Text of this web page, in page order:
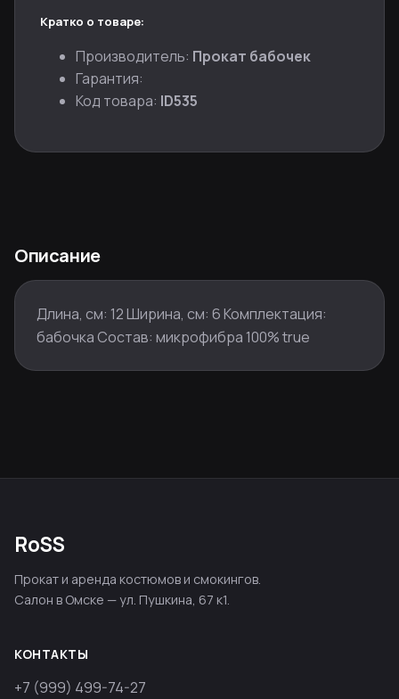
Кратко о товаре:
Производитель: Прокат бабочек
Гарантия:
Код товара: ID535
Описание
Длина, см: 12 Ширина, см: 6 Комплектация:
бабочка Состав: микрофибра 100% true
RoSS
Прокат и аренда костюмов и смокингов.
Салон в Омске — ул. Пушкина, 67 к1.
КОНТАКТЫ
+7 (999) 499-74-27